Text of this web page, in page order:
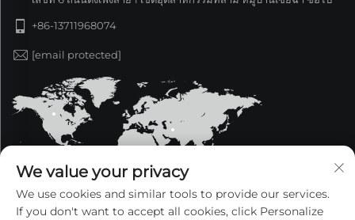
+86-13711968074
[email protected]
We value your privacy
We use cookies and similar tools to provide our services.
If you don't want to accept all cookies, click Personalize